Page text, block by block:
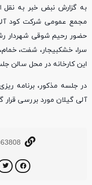
به گزارش نبض خبر به نقل
حضور رحیم شوقی شهردار
سرا، خشکبیجار، شفت،
این کارخانه در محل سالن
در جلسه مذکور، برنامه
آلی گیلان مورد بررسی قرار